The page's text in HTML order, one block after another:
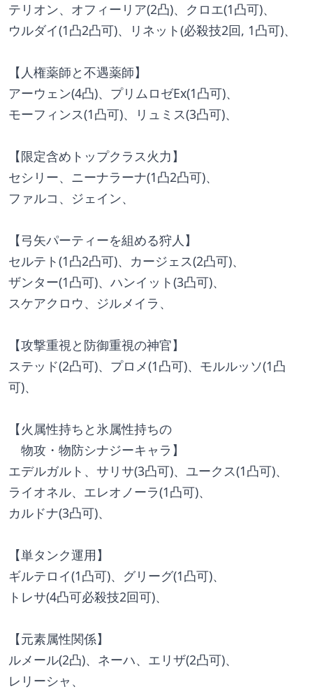
テリオン、オフィーリア(2凸)、クロエ(1凸可)、
ウルダイ(1凸2凸可)、リネット(必殺技2回, 1凸可)、
【人権薬師と不遇薬師】
アーウェン(4凸)、プリムロゼEx(1凸可)、
モーフィンス(1凸可)、リュミス(3凸可)、
【限定含めトップクラス火力】
セシリー、ニーナラーナ(1凸2凸可)、
ファルコ、ジェイン、
【弓矢パーティーを組める狩人】
セルテト(1凸2凸可)、カージェス(2凸可)、
ザンター(1凸可)、ハンイット(3凸可)、
スケアクロウ、ジルメイラ、
【攻撃重視と防御重視の神官】
ステッド(2凸可)、プロメ(1凸可)、モルルッソ(1凸
可)、
【火属性持ちと氷属性持ちの
物攻・物防シナジーキャラ】
エデルガルト、サリサ(3凸可)、ユークス(1凸可)、
ライオネル、エレオノーラ(1凸可)、
カルドナ(3凸可)、
【単タンク運用】
ギルテロイ(1凸可)、グリーグ(1凸可)、
トレサ(4凸可必殺技2回可)、
【元素属性関係】
ルメール(2凸)、ネーハ、エリザ(2凸可)、
レリーシャ、